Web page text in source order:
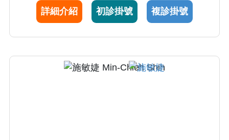
詳細介紹 初診掛號 複診掛號